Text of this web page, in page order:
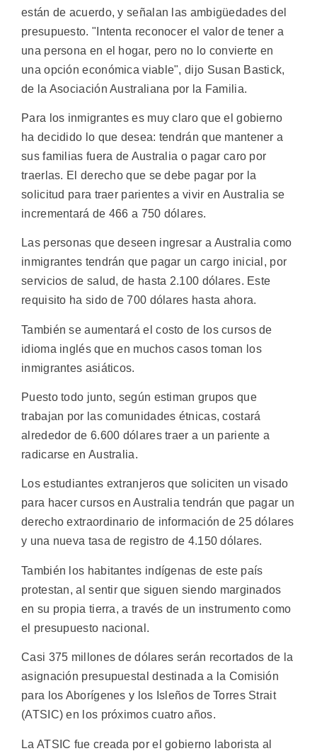
están de acuerdo, y señalan las ambigüedades del
presupuesto. "Intenta reconocer el valor de tener a
una persona en el hogar, pero no lo convierte en
una opción económica viable", dijo Susan Bastick,
de la Asociación Australiana por la Familia.
Para los inmigrantes es muy claro que el gobierno
ha decidido lo que desea: tendrán que mantener a
sus familias fuera de Australia o pagar caro por
traerlas. El derecho que se debe pagar por la
solicitud para traer parientes a vivir en Australia se
incrementará de 466 a 750 dólares.
Las personas que deseen ingresar a Australia como
inmigrantes tendrán que pagar un cargo inicial, por
servicios de salud, de hasta 2.100 dólares. Este
requisito ha sido de 700 dólares hasta ahora.
También se aumentará el costo de los cursos de
idioma inglés que en muchos casos toman los
inmigrantes asiáticos.
Puesto todo junto, según estiman grupos que
trabajan por las comunidades étnicas, costará
alrededor de 6.600 dólares traer a un pariente a
radicarse en Australia.
Los estudiantes extranjeros que soliciten un visado
para hacer cursos en Australia tendrán que pagar un
derecho extraordinario de información de 25 dólares
y una nueva tasa de registro de 4.150 dólares.
También los habitantes indígenas de este país
protestan, al sentir que siguen siendo marginados
en su propia tierra, a través de un instrumento como
el presupuesto nacional.
Casi 375 millones de dólares serán recortados de la
asignación presupuestal destinada a la Comisión
para los Aborígenes y los Isleños de Torres Strait
(ATSIC) en los próximos cuatro años.
La ATSIC fue creada por el gobierno laborista al